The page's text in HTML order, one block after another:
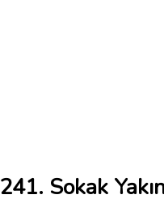
241. Sokak